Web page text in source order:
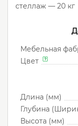
стеллаж — 20 кг
Мебельная
Цвет
Длина (мм)
Глубина
Высота (мм)